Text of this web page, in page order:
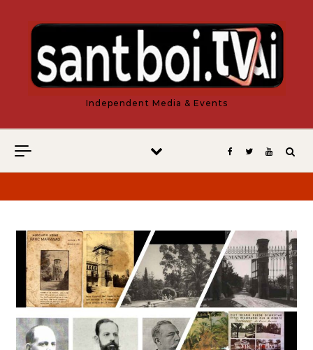
Independent Media & Events